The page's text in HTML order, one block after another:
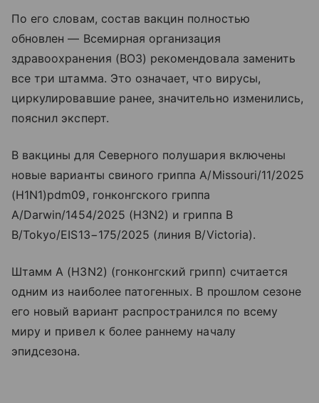
По его словам, состав вакцин полностью
обновлен — Всемирная организация
здравоохранения (ВОЗ) рекомендовала заменить
все три штамма. Это означает, что вирусы,
циркулировавшие ранее, значительно изменились,
пояснил эксперт.
В вакцины для Северного полушария включены
новые варианты свиного гриппа A/Missouri/11/2025
(H1N1)pdm09, гонконгского гриппа
A/Darwin/1454/2025 (H3N2) и гриппа B
B/Tokyo/EIS13−175/2025 (линия B/Victoria).
Штамм A (H3N2) (гонконгский грипп) считается
одним из наиболее патогенных. В прошлом сезоне
его новый вариант распространился по всему
миру и привел к более раннему началу
эпидсезона.